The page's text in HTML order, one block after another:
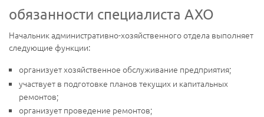
обязанности специалиста АХО
Начальник административно-хозяйственного отдела выполняет
следующие функции:
организует хозяйственное обслуживание предприятия;
участвует в подготовке планов текущих и капитальных
ремонтов;
организует проведение ремонтов;